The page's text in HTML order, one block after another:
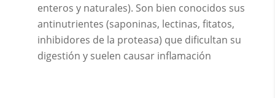
enteros y naturales). Son bien conocidos sus
antinutrientes (saponinas, lectinas, fitatos,
inhibidores de la proteasa) que dificultan su
digestión y suelen causar inflamación